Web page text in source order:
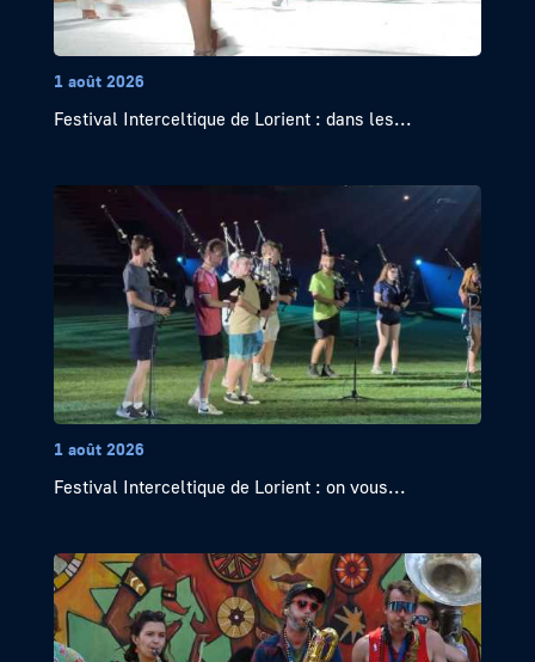
1 août 2026
Festival Interceltique de Lorient : dans les...
1 août 2026
Festival Interceltique de Lorient : on vous...